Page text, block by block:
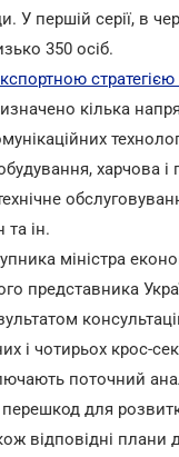
У першій серії, в
350 осіб.
стратегією
кілька
харчова і
та ін.
міністра
представника
і чотирьох крос-
поточний
перешкод для
відповідні плани